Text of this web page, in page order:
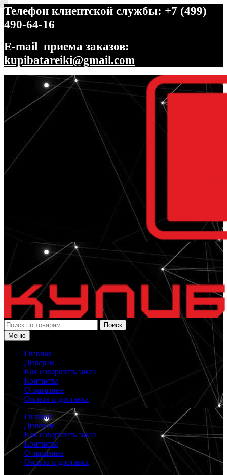
Телефон клиентской службы: +7 (499)
490-64-16
E-mail приема заказов:
kupibatareiki@gmail.com
Перейти
навигации
Перейти
содержимому
Искать:
Поиск
Меню
Главная
Дилерам
Как совершить заказ
Контакты
О магазине
Оплата и доставка
Главная
Дилерам
Как совершить заказ
Контакты
О магазине
Оплата и доставка